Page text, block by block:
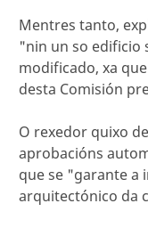
Mentres tanto,
"nin un so edificio
modificado, xa
desta Comisión
O rexedor quixo
aprobacións
que se "garante a
arquitectónico da